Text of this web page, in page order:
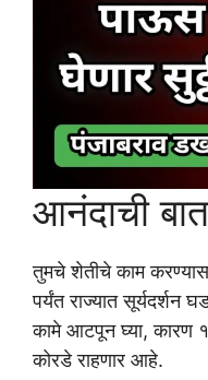
आनंदाची
तुमचे शेतीचे काम
पर्यंत राज्यात सूर्यदर्शन
कामे आटपून घ्या, कारण १
कोरडे राहणार आहे.